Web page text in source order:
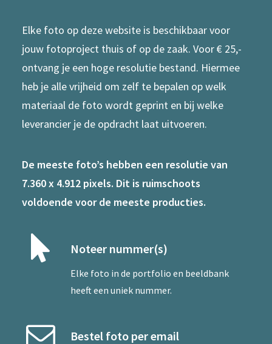
Elke foto op deze website is beschikbaar voor
jouw fotoproject thuis of op de zaak. Voor € 25,-
ontvang je een hoge resolutie bestand. Hiermee
heb je alle vrijheid om zelf te bepalen op welk
materiaal de foto wordt geprint en bij welke
leverancier je de opdracht laat uitvoeren.
De meeste foto’s hebben een resolutie van
7.360 x 4.912 pixels. Dit is ruimschoots
voldoende voor de meeste producties.
Noteer nummer(s)
Elke foto in de portfolio en beeldbank
heeft een uniek nummer.
Bestel foto per email